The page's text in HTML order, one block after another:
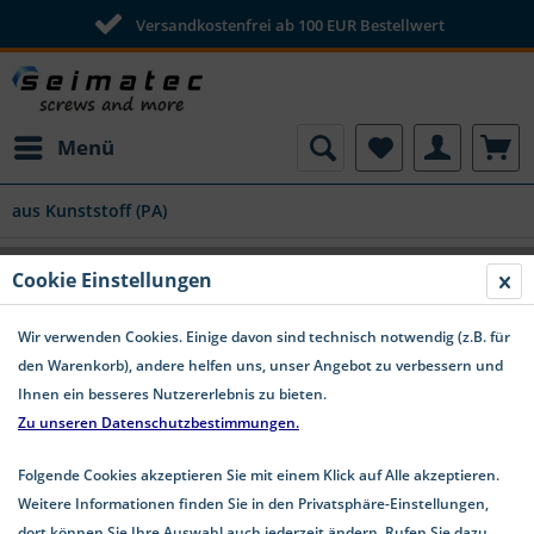
Versandkostenfrei ab 100 EUR Bestellwert
Menü
aus Kunststoff (PA)
Cookie Einstellungen
Wir verwenden Cookies. Einige davon sind technisch notwendig (z.B. für
den Warenkorb), andere helfen uns, unser Angebot zu verbessern und
Ihnen ein besseres Nutzererlebnis zu bieten.
Zu unseren Datenschutzbestimmungen.
Folgende Cookies akzeptieren Sie mit einem Klick auf Alle akzeptieren.
Weitere Informationen finden Sie in den Privatsphäre-Einstellungen,